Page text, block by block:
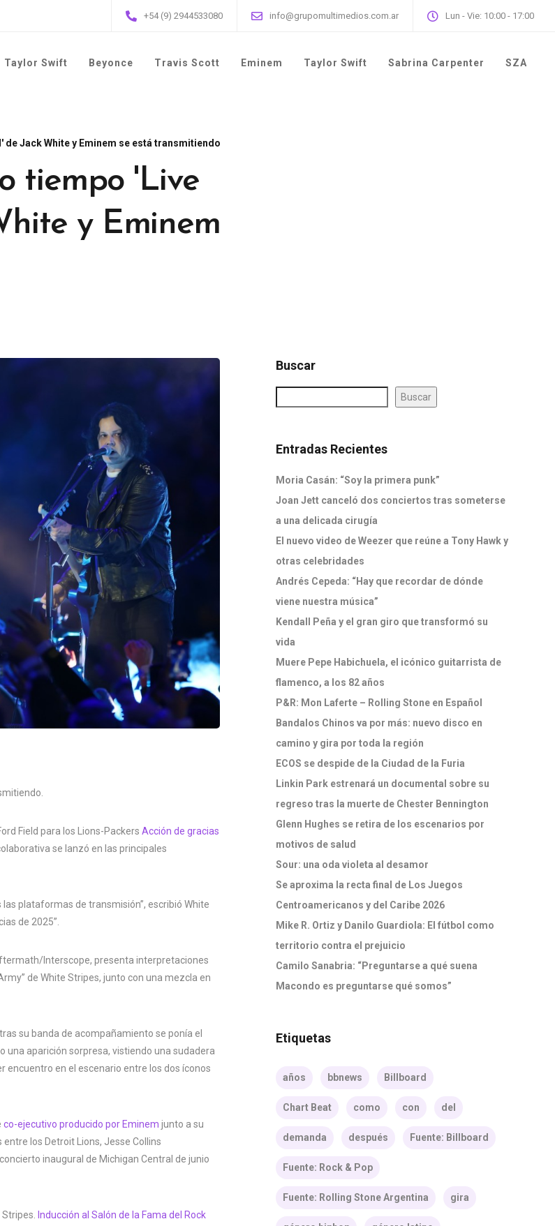
+54 (9) 2944533080 info@grupomultimedios.com.ar Lun - Vie: 10:00 - 17:00
Taylor Swift Beyonce Travis Scott Eminem Taylor Swift Sabrina Carpenter SZA
Jack White y Eminem se está transmitiendo
tiempo 'Live
y Eminem
Field para los Lions-Packers Acción de gracias
se lanzó en las principales
las plataformas de transmisión”, escribió White
de 2025”.
Interscope, presenta interpretaciones
de White Stripes, junto con una mezcla en
su banda de acompañamiento se ponía el
una aparición sorpresa, vistiendo una sudadera
encuentro en el escenario entre los dos íconos
co-ejecutivo producido por Eminem junto a su
los Detroit Lions, Jesse Collins
inaugural de Michigan Central de junio
Inducción al Salón de la Fama del Rock
Buscar
Buscar
Entradas Recientes
Moria Casán: “Soy la primera punk”
Joan Jett canceló dos conciertos tras someterse
a una delicada cirugía
El nuevo video de Weezer que reúne a Tony Hawk y
otras celebridades
Andrés Cepeda: “Hay que recordar de dónde
viene nuestra música”
Kendall Peña y el gran giro que transformó su
vida
Muere Pepe Habichuela, el icónico guitarrista de
flamenco, a los 82 años
P&R: Mon Laferte – Rolling Stone en Español
Bandalos Chinos va por más: nuevo disco en
camino y gira por toda la región
ECOS se despide de la Ciudad de la Furia
Linkin Park estrenará un documental sobre su
regreso tras la muerte de Chester Bennington
Glenn Hughes se retira de los escenarios por
motivos de salud
Sour: una oda violeta al desamor
Se aproxima la recta final de Los Juegos
Centroamericanos y del Caribe 2026
Mike R. Ortiz y Danilo Guardiola: El fútbol como
territorio contra el prejuicio
Camilo Sanabria: “Preguntarse a qué suena
Macondo es preguntarse qué somos”
Etiquetas
años bbnews Billboard
Chart Beat como con del
demanda después Fuente: Billboard
Fuente: Rock & Pop
Fuente: Rolling Stone Argentina gira